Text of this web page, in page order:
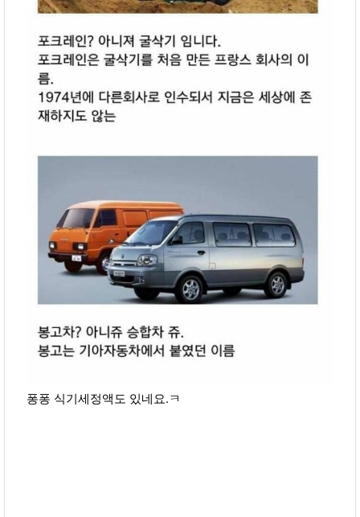
퐁퐁 식기세정액도 있네요.ㅋ